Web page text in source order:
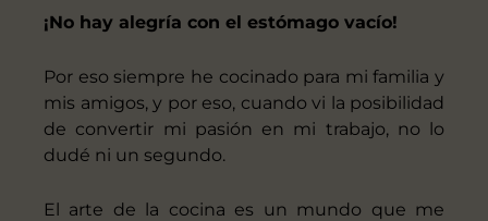
¡No hay alegría con el estómago vacío!
Por eso siempre he cocinado para mi familia y
mis amigos, y por eso, cuando vi la posibilidad
de convertir mi pasión en mi trabajo, no lo
dudé ni un segundo.
El arte de la cocina es un mundo que me